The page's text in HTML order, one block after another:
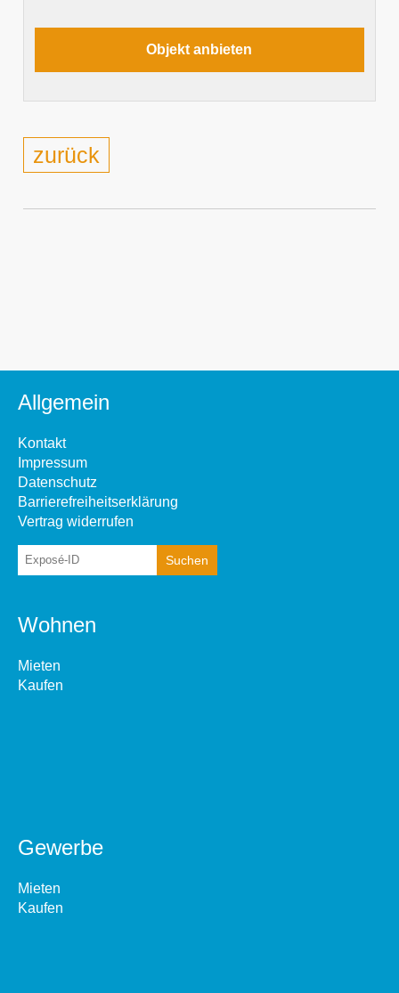
zurück
Allgemein
Kontakt
Impressum
Datenschutz
Barrierefreiheitserklärung
Vertrag widerrufen
Wohnen
Mieten
Kaufen
Gewerbe
Mieten
Kaufen